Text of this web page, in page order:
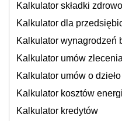
Kalkulator składki
Kalkulator dla
Kalkulator wynagrodzeń
Kalkulator umów zlecenia
Kalkulator umów o dzieło
Kalkulator kosztów
Kalkulator kredytów